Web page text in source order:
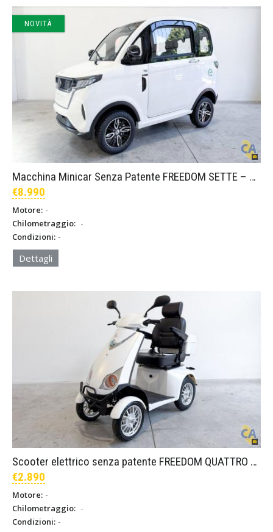
NOVITÀ
Macchina Minicar Senza Patente FREEDOM SETTE – Bianco
€8.990
Motore: -
Chilometraggio: -
Condizioni: -
Dettagli
Scooter elettrico senza patente FREEDOM QUATTRO SENIOR – Bianco
€2.890
Motore: -
Chilometraggio: -
Condizioni: -